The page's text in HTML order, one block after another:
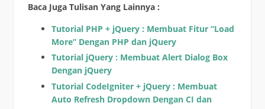
Baca Juga Tulisan Yang Lainnya :
Tutorial PHP + jQuery : Membuat Fitur “Load
More” Dengan PHP dan jQuery
Tutorial jQuery : Membuat Alert Dialog Box
Dengan jQuery
Tutorial CodeIgniter + jQuery : Membuat
Auto Refresh Dropdown Dengan CI dan